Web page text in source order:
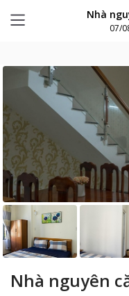
Nhà
07/
Nhà nguyên